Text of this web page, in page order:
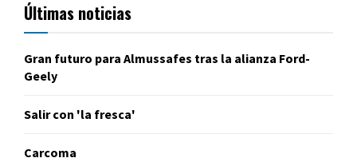
Últimas noticias
Gran futuro para Almussafes tras la alianza Ford-
Geely
Salir con 'la fresca'
Carcoma